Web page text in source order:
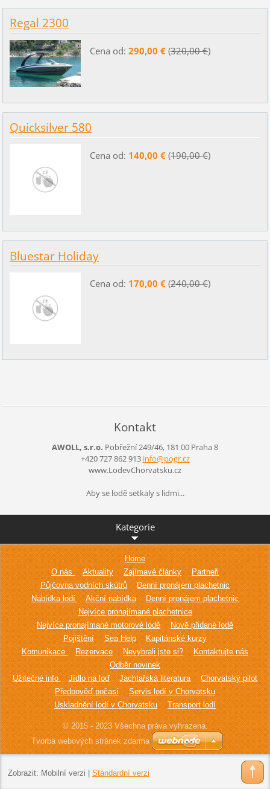
Regal 2300
Cena od: 290,00 €(320,00 €)
Quicksilver 580
Cena od: 140,00 €(190,00 €)
Bluestar Holiday
Cena od: 170,00 €(240,00 €)
Kontakt
AWOLL, s.r.o. Pobřežní 249/46, 181 00 Praha 8
+420 727 862 913 info@pogr.cz
www.LodevChorvatsku.cz
Aby se lodě setkaly s lidmi...
Kategorie
Home
O nás
Aktuality Zajímavé články
Partneři
Půjčovna vodních skútrů
Denní pronájem plachetnic
Nabídka lodí
Akční nabídka
Denní pronájem plachetnic
Nejvíce pronajímané plachetnice
Nejvíce pronajímané motorové lodě
Nově přidané lodě
Pojištění
Sea Help
Kapitánské kurzy
Komunikace
Rezervace Nevybrali jste si?
Kontaktujte nás
Odběr novinek
Užitečné info
Jídlo na loď Jachtařská literatura
Chorvatský pilot
Předpověď počasí
Servis lodí v Chorvatsku
Uskladnění lodí v Chorvatsku
Transport lodí
© 2015 - 2023 Všechna práva vyhrazena.
Tvorba webových stránek zdarma
Zobrazit: Mobilní verzi | Standardní verzi